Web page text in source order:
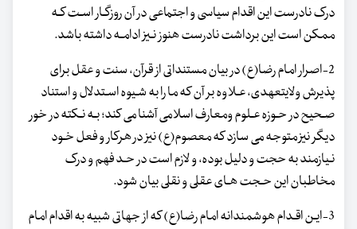
درک نادرست این اقدام سیاسی و اجتماعی در آن روزگـار اسـت کـه
ممکن است این برداشت نادرست هنوز نـیز ادامـه داشته باشد.
2-اصرار امام رضا(ع) در بیان مستنداتی از قرآن، سنت و عقل برای
پذیرش ولایت‏عهدی، عـلاوه بر آن که ما را به شـیوه اسـتدلال و استناد
صـحیح در حـوزه عـلوم ومعارف اسلامی آشنا می کند؛ بـه نـکته در خور
دیگر نیز متوجه می سازد که معصوم(ع) نیز در هرکار و فعل خـود
نـیازمند به حجت و دلیل بوده، و لازم است در حـد فهم و درک
مخاطبان این حـجت هـای عقلی و نقلی بیان شود.
3-ایـن اقـدام هوشمندانه امام رضا(ع) که از جهاتی شبیه به اقدام امام